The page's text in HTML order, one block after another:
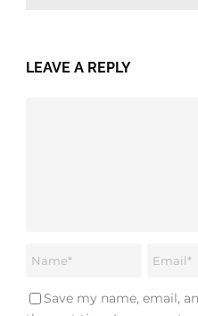
LEAVE A REPLY
Save my name, email,